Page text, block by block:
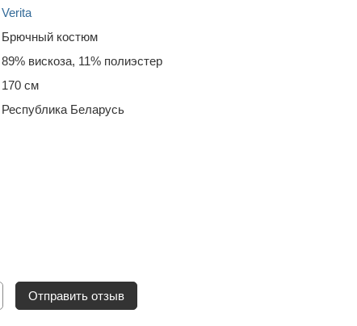
Verita
Брючный костюм
89% вискоза, 11% полиэстер
170 см
Республика Беларусь
Отправить отзыв